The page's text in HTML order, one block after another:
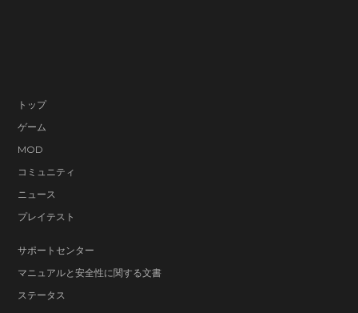
トップ
ゲーム
MOD
コミュニティ
ニュース
プレイテスト
サポートセンター
マニュアルと安全性に関する文書
ステータス